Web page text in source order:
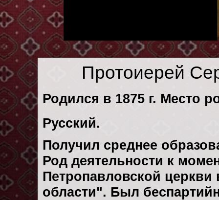
Протоиерей
Родился в 1875 г. Место
Русский.
Получил среднее
Род деятельности к
Петропавловской
области". Был